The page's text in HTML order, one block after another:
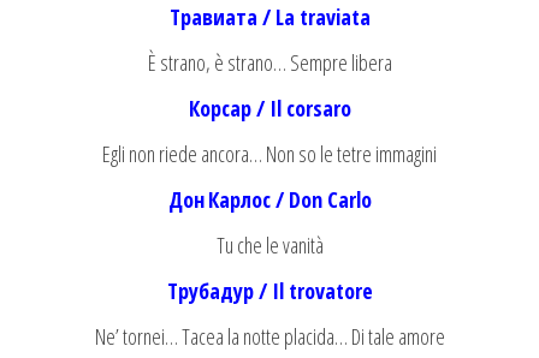
Травиата / La traviata
È strano, è strano… Sempre libera
Корсар/ Il corsaro
Egli non riede ancora… Non so le tetre immagini
ДонКарлос/ Don Carlo
Tu che le vanità
Трубадур/ Il trovatore
Ne’ tornei… Tacea la notte placida… Di tale amore